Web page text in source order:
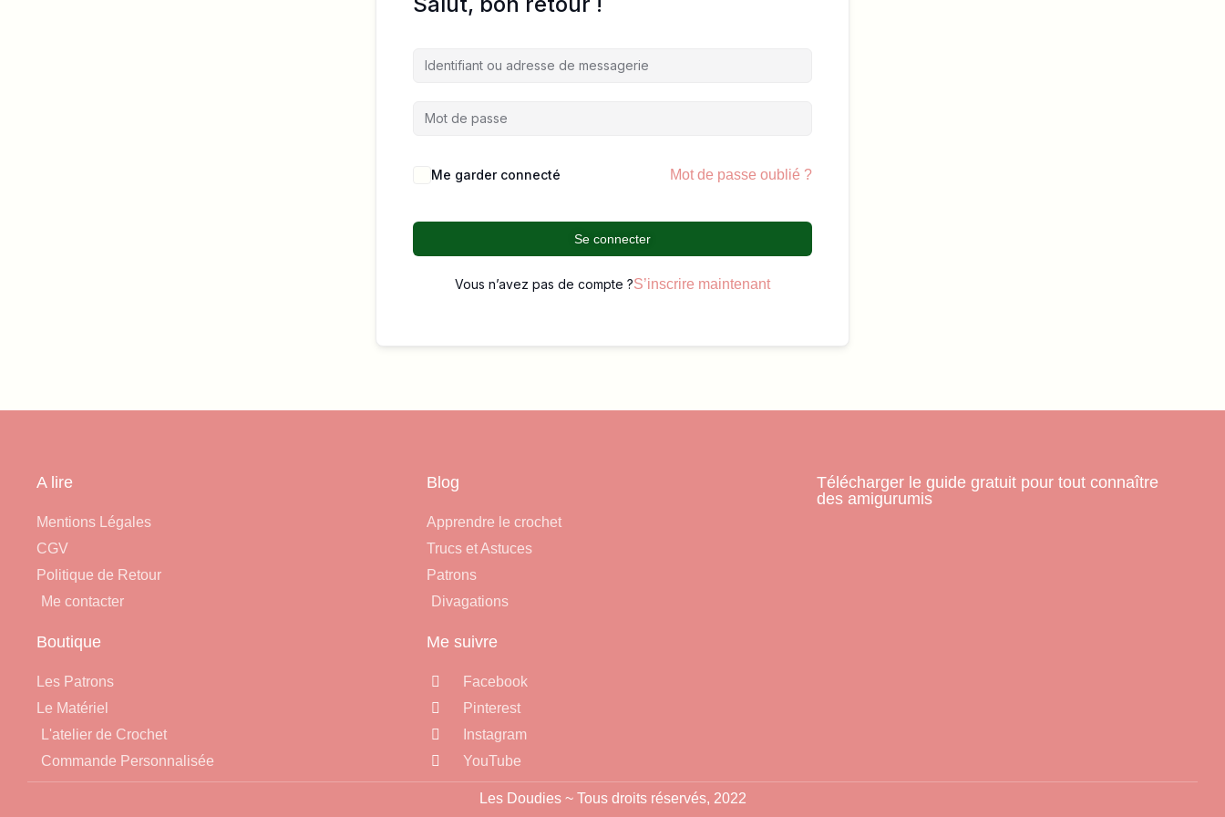
Me garder connecté Mot de passe oublié ?
Se connecter
Vous n’avez pas de compte ?S’inscrire maintenant
A lire
Mentions Légales
CGV
Politique de Retour
Me contacter
Boutique
Les Patrons
Le Matériel
L'atelier de Crochet
Commande Personnalisée
Blog
Apprendre le crochet
Trucs et Astuces
Patrons
Divagations
Me suivre
Facebook
Pinterest
Instagram
YouTube
Télécharger le guide gratuit pour tout connaître
des amigurumis
Les Doudies ~ Tous droits réservés, 2022